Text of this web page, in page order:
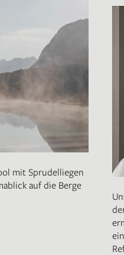
mit Sprudelliegen
auf die Berge